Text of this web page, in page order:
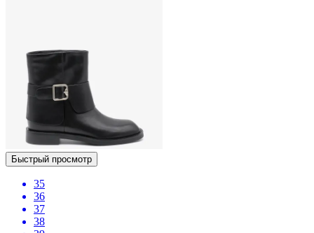
Быстрый просмотр
35
36
37
38